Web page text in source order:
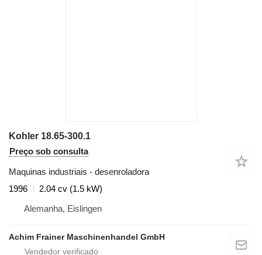
Kohler 18.65-300.1
Preço sob consulta
Maquinas industriais - desenroladora
1996
2.04 cv (1.5 kW)
Alemanha, Eislingen
Achim Frainer Maschinenhandel GmbH